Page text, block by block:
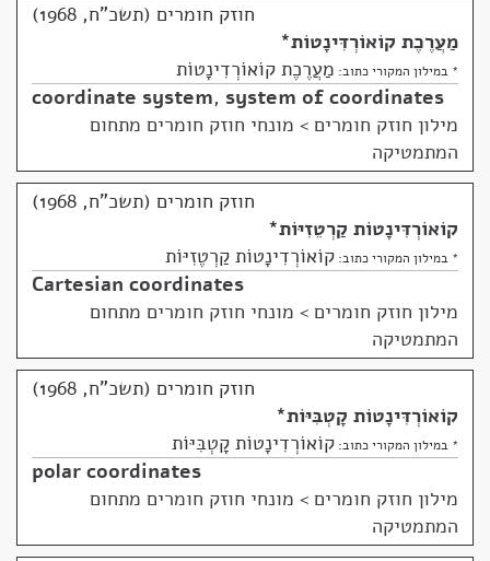
חוזק חומרים (תשכ"ח, 1968)
מַעֲרֶכֶת קוֹאוֹרְדִּינָטוֹת*
* במילון המקורי כתוב: מַעֲרֶכֶת קוֹאוֹרְדִינָטוֹת
coordinate system, system of coordinates
מילון חוזק חומרים > מונחי חוזק חומרים מתחום
המתמטיקה
חוזק חומרים (תשכ"ח, 1968)
קוֹאוֹרְדִּינָטוֹת קַרְטֵזִיּוֹת*
* במילון המקורי כתוב: קוֹאוֹרְדִינָטוֹת קַרְטֶזִיּוֹת
Cartesian coordinates
מילון חוזק חומרים > מונחי חוזק חומרים מתחום
המתמטיקה
חוזק חומרים (תשכ"ח, 1968)
קוֹאוֹרְדִּינָטוֹת קָטְבִּיּוֹת*
* במילון המקורי כתוב: קוֹאוֹרְדִינָטוֹת קָטְבִּיּוֹת
polar coordinates
מילון חוזק חומרים > מונחי חוזק חומרים מתחום
המתמטיקה